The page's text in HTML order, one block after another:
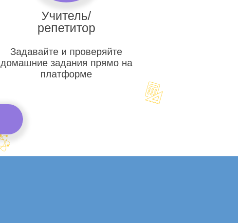
Учитель/
репетитор
Задавайте и проверяйте
домашние задания прямо на
платформе